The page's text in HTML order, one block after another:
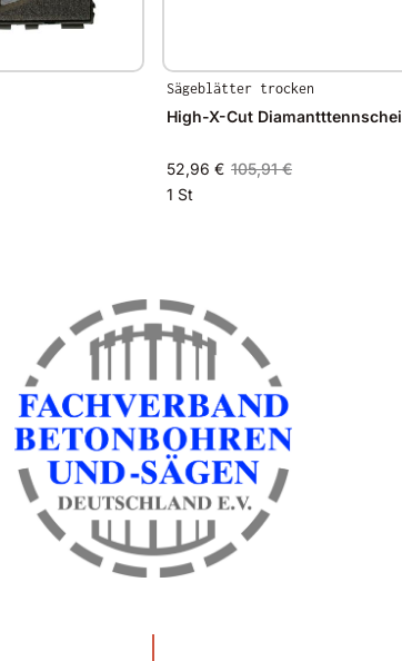
Sägeblätter trocken
High-X-Cut
52,96 € 105,91 €
1 St